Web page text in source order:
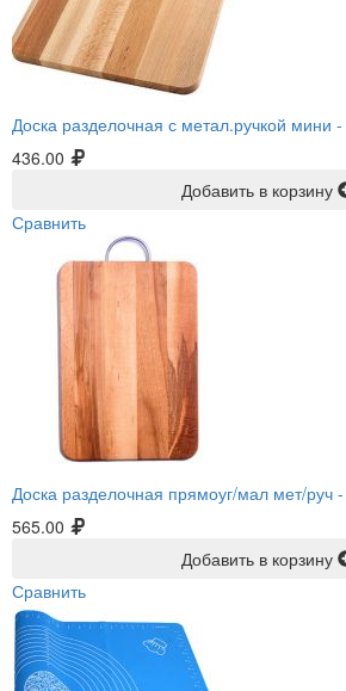
Доска разделочная с метал.ручкой мини -
436.00
Добавить в корзину
Сравнить
Доска разделочная прямоуг/мал мет/руч -
565.00
Добавить в корзину
Сравнить